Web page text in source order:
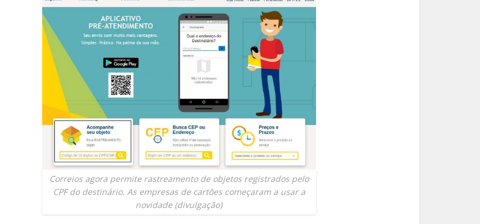
Correios agora permite rastreamento de objetos registrados pelo
CPF do destinário. As empresas de cartões começaram a usar a
novidade (divulgação)